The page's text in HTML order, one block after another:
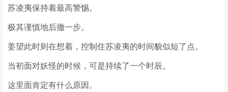
苏凌夷保持着最高警惕。
极其谨慎地后撤一步。
姜望此时则在想着，控制住苏凌夷的时间貌似短了点。
当初面对妖怪的时候，可是持续了一个时辰。
这里面肯定有什么原因。